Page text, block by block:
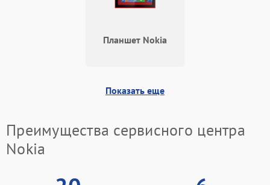
Планшет Nokia
Показать еще
Преимущества сервисного центра
Nokia